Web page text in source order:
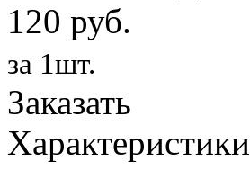
120 руб.
за 1шт.
Заказать
Характеристики